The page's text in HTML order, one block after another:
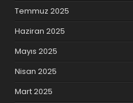
Temmuz 2025
Haziran 2025
Mayıs 2025
Nisan 2025
Mart 2025